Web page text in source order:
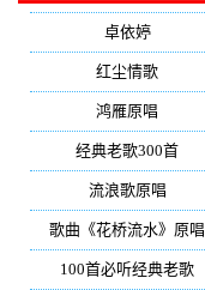
卓依婷(350)
红尘情歌
鸿雁原唱
经典老歌300首
流浪歌原唱
歌曲《花桥流水》原唱
100首必听经典老歌